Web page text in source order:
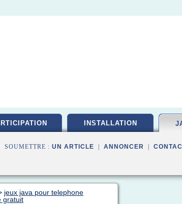
INSTALLATION
: UN ARTICLE ANNONCER
jeux java pour telephone
gratuit